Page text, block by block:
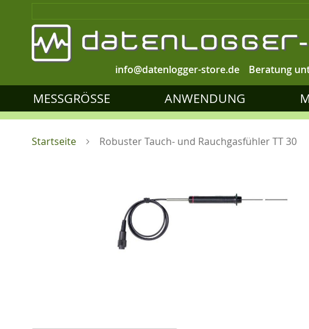
Beratung
info@datenlogger-store.de
MESSGRÖSSE ANWENDUNG
Startseite Robuster Tauch- und Rauchgasfühler TT 30